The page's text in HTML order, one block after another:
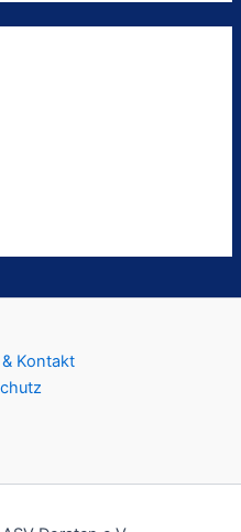
Kontakt